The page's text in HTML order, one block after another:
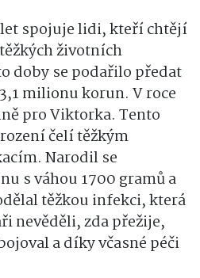
let spojuje lidi, kteří chtějí
životních
doby se podařilo předat
milionu korun. V roce
pro Viktorka. Tento
čelí těžkým
Narodil se
s váhou 1700 gramů a
těžkou infekci, která
nevěděli, zda přežije,
a díky včasné péči